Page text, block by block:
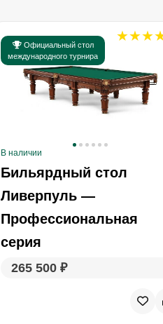
Официальный стол
международного турнира
В наличии
Бильярдный стол
Ливерпуль —
Профессиональная
серия
265 500 ₽